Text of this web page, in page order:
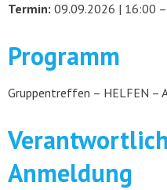
Termin: 09.09.2026 | 16:00
Programm
Gruppentreffen – HELFEN –
Anmeldung